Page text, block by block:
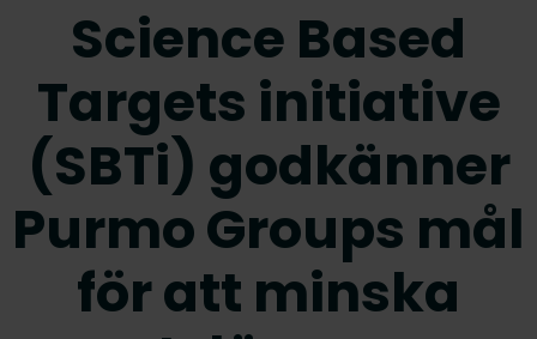
Science Based
Targets initiative
(SBTi) godkänner
Purmo Groups mål
för att minska